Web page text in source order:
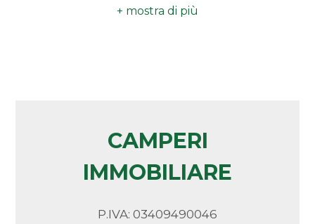
Spese condominio
CAMPERI
IMMOBILIARE
P.IVA: 03409490046